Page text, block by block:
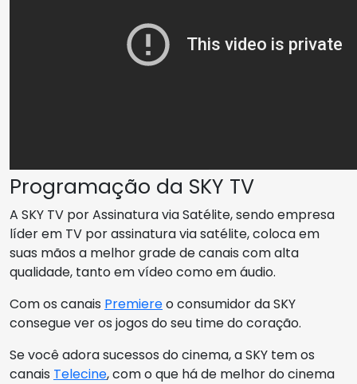
Programação da SKY TV
A SKY TV por Assinatura via Satélite, sendo empresa
líder em TV por assinatura via satélite, coloca em
suas mãos a melhor grade de canais com alta
qualidade, tanto em vídeo como em áudio.
Com os canais Premiereo consumidor da SKY
consegue ver os jogos do seu time do coração.
Se você adora sucessos do cinema, a SKY tem os
canais Telecine, com o que há de melhor do cinema